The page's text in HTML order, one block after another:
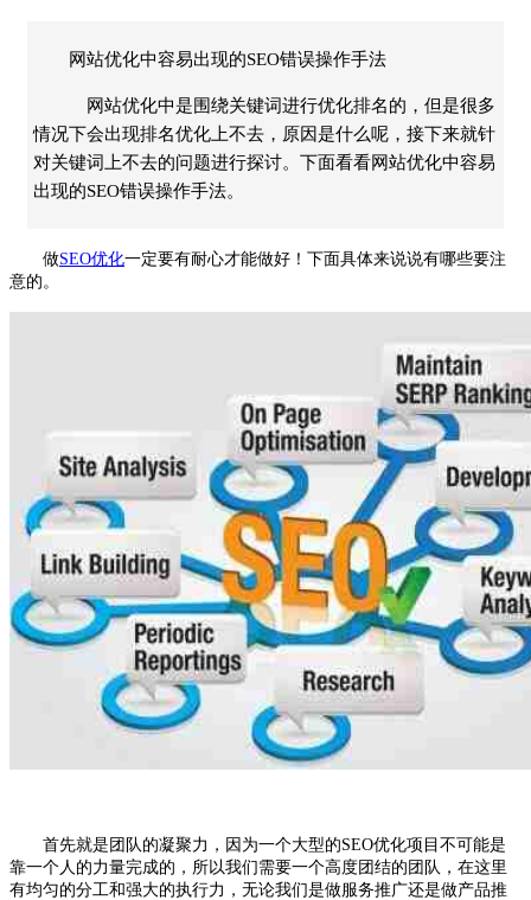
网站优化中容易出现的SEO错误操作手法
网站优化中是围绕关键词进行优化排名的，但是很多
情况下会出现排名优化上不去，原因是什么呢，接下来就针
对关键词上不去的问题进行探讨。下面看看网站优化中容易
出现的SEO错误操作手法。
做SEO优化一定要有耐心才能做好！下面具体来说说有哪些要注
意的。
首先就是团队的凝聚力，因为一个大型的SEO优化项目不可能是
靠一个人的力量完成的，所以我们需要一个高度团结的团队，在这里
有均匀的分工和强大的执行力，无论我们是做服务推广还是做产品推